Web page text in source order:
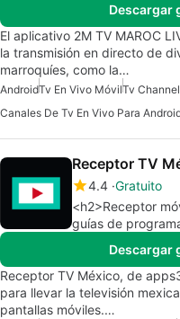
Descargar
El aplicativo 2M TV MAROC
la transmisión en directo de
marroquíes, como la…
AndroidTv En Vivo MóvilTv
Canales De Tv En Vivo Para
Receptor TV
4.4 Gratuito
<h2>Receptor
guías de
Descargar
Receptor TV México, de
para llevar la televisión
pantallas móviles.…